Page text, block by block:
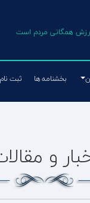
همگانی مردم است
بخشنامه ها ثبت نام
و